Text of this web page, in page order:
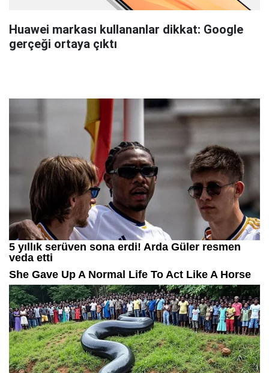
Huawei markası kullananlar dikkat: Google
gerçeği ortaya çıktı